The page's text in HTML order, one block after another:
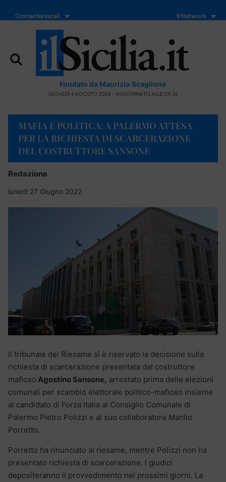
Cronache locali Il Network
Fondato da Maurizio Scaglione
GIOVEDÌ 6 AGOSTO 2026 - AGGIORNATO ALLE 09:36
MAFIA E POLITICA: A PALERMO ATTESA
PER LA RICHIESTA DI SCARCERAZIONE
DEL COSTRUTTORE SANSONE
Redazione
lunedì 27 Giugno 2022
Il tribunale del Riesame si è riservato la decisione sulla
richiesta di scarcerazione presentata dal costruttore
mafioso Agostino Sansone, arrestato prima delle elezioni
comunali per scambio elettorale politico-mafioso insieme
al candidato di Forza Italia al Consiglio Comunale di
Palermo Pietro Polizzi e al suo collaboratore Manlio
Porretto.
Porretto ha rinunciato al riesame, mentre Polizzi non ha
presentato richiesta di scarcerazione. I giudici
depositeranno il provvedimento nei prossimi giorni. La